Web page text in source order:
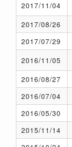
2017/11/04
2017/08/26
2017/07/29
2016/11/05
2016/08/27
2016/07/04
2016/05/30
2015/11/14